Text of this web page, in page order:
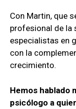
Con Martin, que
profesional de la
especialistas en
con la
crecimiento.
Hemos hablado
psicólogo a